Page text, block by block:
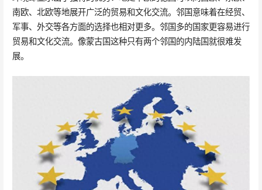
南欧、北欧等地展开广泛的贸易和文化交流。邻国意味着在经贸、
军事、外交等各方面的选择也相对更多。邻国多的国家更容易进行
贸易和文化交流。像蒙古国这种只有两个邻国的内陆国就很难发
展。